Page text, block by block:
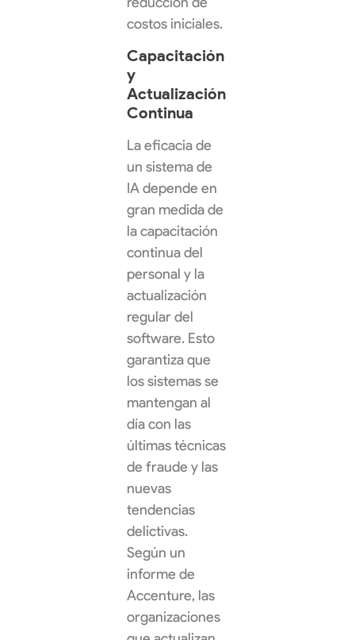
costos iniciales.
Capacitación
y
Actualización
Continua
La eficacia de
un sistema de
IA depende en
gran medida de
la capacitación
continua del
personal y la
actualización
regular del
software. Esto
garantiza que
los sistemas se
mantengan al
día con las
últimas técnicas
de fraude y las
nuevas
tendencias
delictivas.
Según un
informe de
Accenture, las
organizaciones